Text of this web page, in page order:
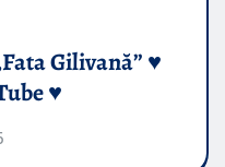
Gilivană” ♥️
♥️